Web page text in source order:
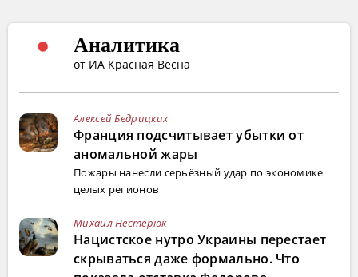
Аналитика
от ИА Красная Весна
Алексей Бедрицких
Франция подсчитывает убытки от
аномальной жары
Пожары нанесли серьёзный удар по экономике
целых регионов
Михаил Нестерюк
Нацистское нутро Украины перестает
скрываться даже формально. Что